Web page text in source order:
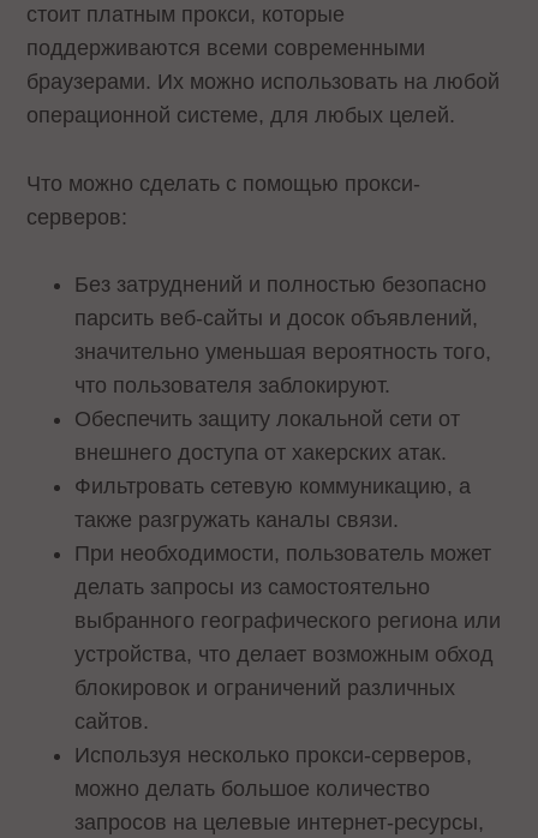
стоит платным прокси, которые
поддерживаются всеми современными
браузерами. Их можно использовать на любой
операционной системе, для любых целей.
Что можно сделать с помощью прокси-
серверов:
Без затруднений и полностью безопасно
парсить веб-сайты и досок объявлений,
значительно уменьшая вероятность того,
что пользователя заблокируют.
Обеспечить защиту локальной сети от
внешнего доступа от хакерских атак.
Фильтровать сетевую коммуникацию, а
также разгружать каналы связи.
При необходимости, пользователь может
делать запросы из самостоятельно
выбранного географического региона или
устройства, что делает возможным обход
блокировок и ограничений различных
сайтов.
Используя несколько прокси-серверов,
можно делать большое количество
запросов на целевые интернет-ресурсы,